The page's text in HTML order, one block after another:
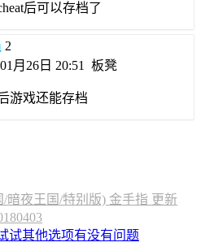
后可以存档了
2
月26日 20:51 板凳
游戏还能存档
暗夜王国/特别版) 金手指 更新
试其他选项有没有问题